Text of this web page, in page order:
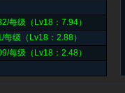
每级（Lv18：7.94）
每级（Lv18：2.88）
每级（Lv18：2.48）